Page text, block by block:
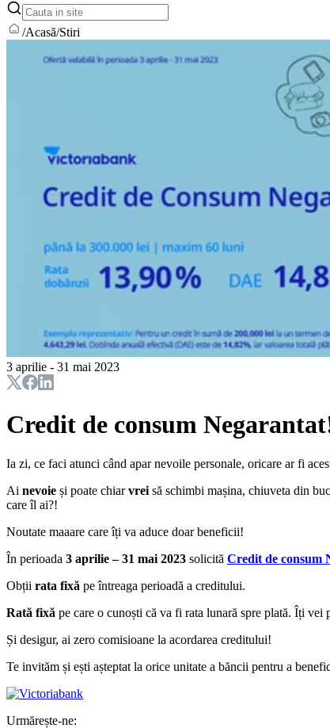
/Acasă/Stiri
3 aprilie - 31 mai 2023
Credit de consum
Ia zi, ce faci atunci când apar nevoile personale, oricare ar fi
Ai nevoie și poate chiarvrei să schimbi mașina, chiuveta din
care îl ai?!
Noutate maaare care îți va aduce doar beneficii!
În perioada 3 aprilie – 31 mai 2023 solicită Credit de consum
Obții rata fixă pe întreaga perioadă a creditului.
Rată fixă pe care o cunoști că va fi rata lunară spre plată. Îți
Și desigur, ai zero comisioane la acordarea creditului!
Te invităm și ești așteptat la orice unitate a băncii pentru a
Urmărește-ne: